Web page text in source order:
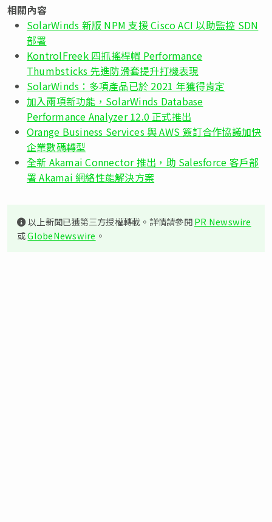
相關內容
SolarWinds 新版 NPM 支援 Cisco ACI 以助監控 SDN
部署
KontrolFreek 四抓搖桿帽 Performance
Thumbsticks 先進防滑套提升打機表現
SolarWinds：多項產品已於 2021 年獲得肯定
加入兩項新功能，SolarWinds Database
Performance Analyzer 12.0 正式推出
Orange Business Services 與 AWS 簽訂合作協議加快
企業數碼轉型
全新 Akamai Connector 推出，助 Salesforce 客戶部
署 Akamai 網絡性能解決方案
以上新聞已獲第三方授權轉載。詳情請參閱PR Newswire
或GlobeNewswire 。